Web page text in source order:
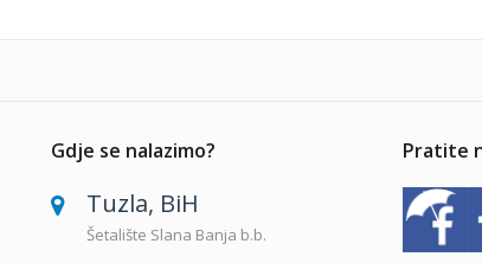
Gdje se nalazimo?
Tuzla, BiH
Šetalište Slana Banja b.b.
Pratite